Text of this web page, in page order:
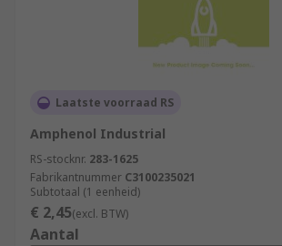
Laatste voorraad RS
Amphenol Industrial
RS-stocknr. 283-1625
Fabrikantnummer C3100235021
Subtotaal (1 eenheid)
€ 2,45(excl. BTW)
Aantal